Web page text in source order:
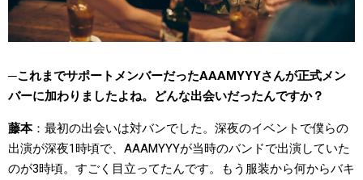
これまでサポートメンバーだったAAAMYYYさんが正式メン
バーに加わりましたよね。どんな出会いだったんですか？
藤本
最初の出会いは対バンでした。深夜のイベントで僕らの
出演が深夜1時頃で、AAAMYYYが当時のバンドで出演していた
のが3時頃。すごく目立ってたんです。もう服装から何からバキ